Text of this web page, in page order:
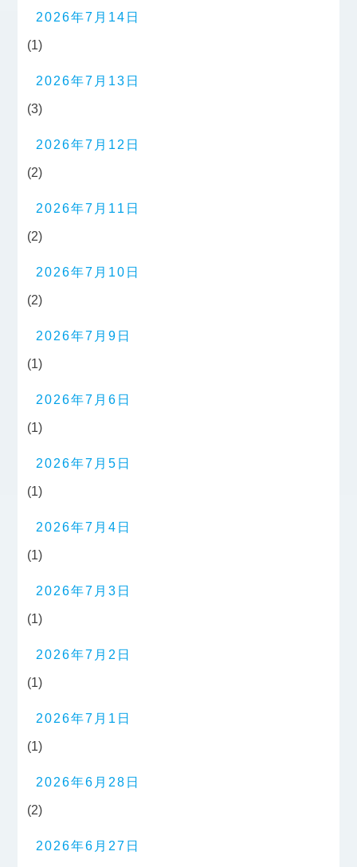
2026年7月14日
(1)
2026年7月13日
(3)
2026年7月12日
(2)
2026年7月11日
(2)
2026年7月10日
(2)
2026年7月9日
(1)
2026年7月6日
(1)
2026年7月5日
(1)
2026年7月4日
(1)
2026年7月3日
(1)
2026年7月2日
(1)
2026年7月1日
(1)
2026年6月28日
(2)
2026年6月27日